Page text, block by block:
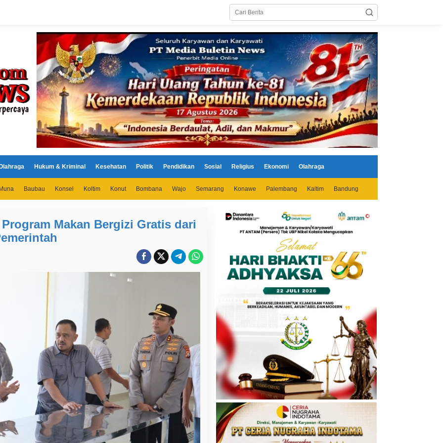
Hukum & Kriminal Kesehatan Politik Pendidikan Sosial Religius Ekonomi Olahraga
Baubau Konsel Koltim Konut Bombana Wajo Semarang Konawe Palembang Kaltim Bandung
Makan Bergizi Gratis dari